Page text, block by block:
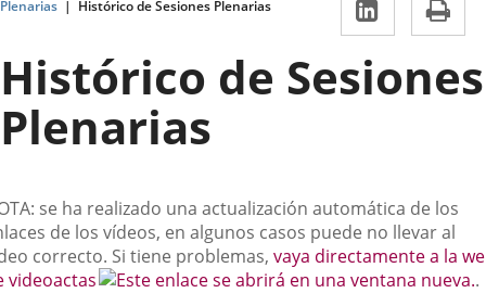
Valladolid
Plenarias
Histórico de Sesiones Plenarias
una
externa.
a
una
Histórico de Sesiones
Plenarias
se ha realizado una actualización automática de los
de los vídeos, en algunos casos puede no llevar al
correcto. Si tiene problemas, vaya directamente a la
videoactas
.